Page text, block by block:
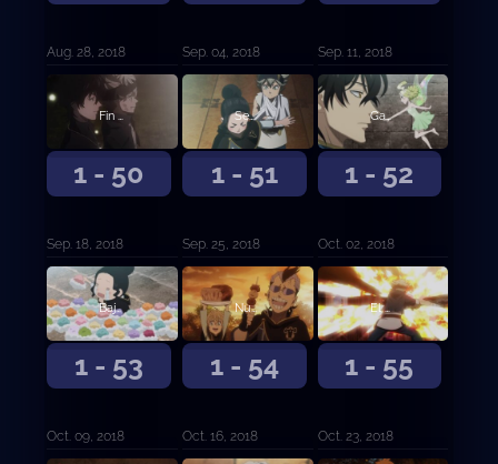
Aug. 28, 2018 Sep. 04, 2018 Sep. 11, 2018
1 - 50
Fin de la batalla, fin de la desesperación
Sep. 18, 2018
1 - 51
Señales de justicia
Sep. 25, 2018
1 - 52
Gana el más fuerte
Oct. 02, 2018
1 - 53
Bajo la máscara
Oct. 09, 2018
1 - 54
Nunca más
Oct. 16, 2018
1 - 55
El hombre llamado Fanzell
Oct. 23, 2018